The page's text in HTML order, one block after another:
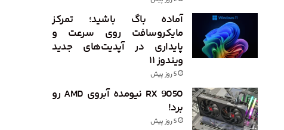
آماده باگ باشید؛ تمرکز
مایکروسافت روی سرعت و
پایداری در آپدیت‌های جدید
ویندوز ۱۱
5 روز پیش
RX 9050 نیومده آبروی AMD رو
برد!
5 روز پیش